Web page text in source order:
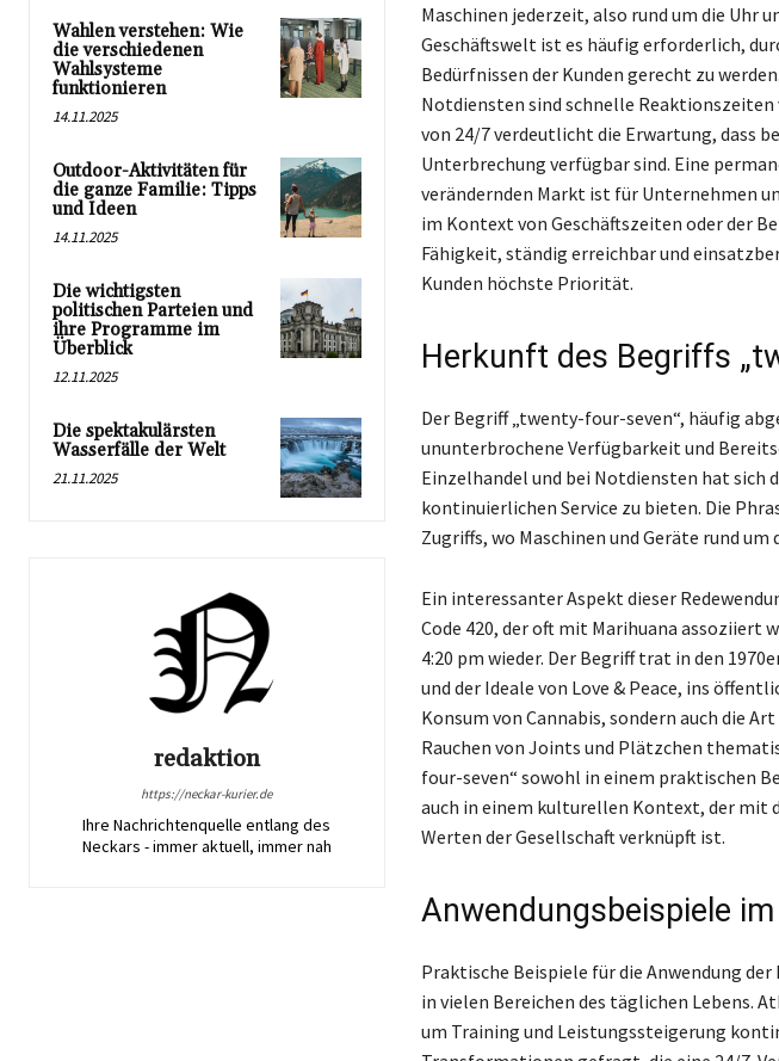
Wahlen verstehen: Wie
die verschiedenen
Wahlsysteme
funktionieren
14.11.2025
Outdoor-Aktivitäten für
die ganze Familie: Tipps
und Ideen
14.11.2025
Die wichtigsten
politischen Parteien und
ihre Programme im
Überblick
12.11.2025
Die spektakulärsten
Wasserfälle der Welt
21.11.2025
redaktion
https://neckar-kurier.de
Ihre Nachrichtenquelle entlang des
Neckars - immer aktuell, immer nah
Maschinen jederzeit, also rund um die Uhr
Geschäftswelt ist es häufig erforderlich,
Bedürfnissen der Kunden gerecht zu
Notdiensten sind schnelle Reaktionszeiten
von 24/7 verdeutlicht die Erwartung, dass
Unterbrechung verfügbar sind. Eine
verändernden Markt ist für Unternehmen
im Kontext von Geschäftszeiten oder der
Fähigkeit, ständig erreichbar und
Kunden höchste Priorität.
Herkunft des Begriffs
Der Begriff „twenty-four-seven“, häufig
ununterbrochene Verfügbarkeit und
Einzelhandel und bei Notdiensten hat sich
kontinuierlichen Service zu bieten. Die
Zugriffs, wo Maschinen und Geräte rund um
Ein interessanter Aspekt dieser
Code 420, der oft mit Marihuana assoziiert
4:20 pm wieder. Der Begriff trat in den
und der Ideale von Love & Peace, ins
Konsum von Cannabis, sondern auch die
Rauchen von Joints und Plätzchen
four-seven“ sowohl in einem praktischen
auch in einem kulturellen Kontext, der mit
Werten der Gesellschaft verknüpft ist.
Anwendungsbeispiele
Praktische Beispiele für die Anwendung
in vielen Bereichen des täglichen Lebens.
um Training und Leistungssteigerung